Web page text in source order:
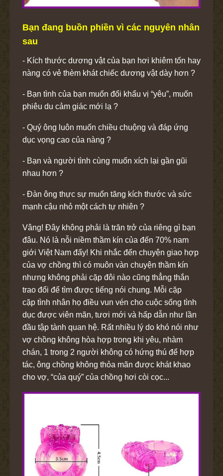
Bạn đang buồn phiền vì các nguyên nhân
sau
- Kích thước dương vật của bạn hơi khiêm tốn hay
nàng có vẻ thèm khát chiếc dương vật dày hơn ?
- Bạn tình của bạn muốn đổi khẩu vị “yêu”, muốn
phiêu du cảm giác mới lạ ?
- Quý ông luôn muốn chiều chuộng và đáp ứng
dục vọng cao của nàng ?
- Bạn và người tình cùng muốn xích lại gần gũi
nhau hơn ?
- Đàn ông thực sự muốn tăng kích thước và sức
mạnh cậu nhỏ một cách tự nhiên ?
Vâng! Đây không phải là trăn trở của riêng gì bạn
đâu. Nó là nỗi niềm thầm kín của đến 70% nam
giới Việt Nam đấy! Khi nhắc đến chuyện giao hợp
của vợ chồng thì có muôn vàn chuyện thầm kín
nhưng không phải cặp đôi nào cũng thẳng thắn
trao đổi để tìm được tiếng nói chung. Mỗi cặp
cặp tình nhân họ điều vun vén cho cuộc sống tình
dục được viên mãn, tươi mới và hấp dẫn như lần
đầu tập tành quan hệ. Rất nhiều lý do khó nói như
vợ chồng không hòa hợp trong khi yêu, nhàm
chán, 1 trong 2 người không có hứng thú để hợp
tác, ông chồng không thỏa mãn được khát khao
cho vợ, “của quý” của chồng hơi còi cọc...